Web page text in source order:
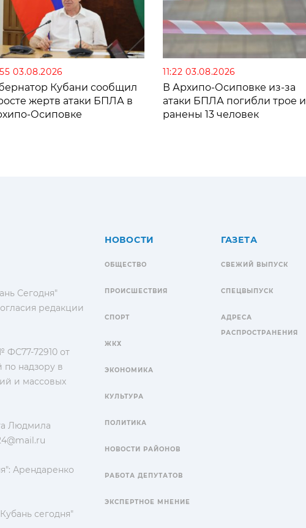
03.08.2026
Кубани сообщил
жертв атаки БПЛА в
Осиповке
11:22 03.08.2026
В Архипо-Осиповке из-за
атаки БПЛА погибли трое и
ранены 13 человек
Сегодня"
редакции
72910 от
по надзору в
и массовых
Людмила
Арендаренко
сегодня"
НОВОСТИ
ОБЩЕСТВО
ПРОИСШЕСТВИЯ
СПОРТ
ЖКХ
ЭКОНОМИКА
КУЛЬТУРА
ПОЛИТИКА
НОВОСТИ РАЙОНОВ
РАБОТА ДЕПУТАТОВ
ЭКСПЕРТНОЕ МНЕНИЕ
ГАЗЕТА
СВЕЖИЙ ВЫПУСК
СПЕЦВЫПУСК
АДРЕСА
РАСПРОСТРАНЕНИЯ